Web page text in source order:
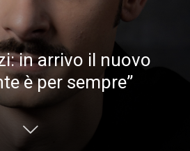
in arrivo il nuovo
è per sempre”